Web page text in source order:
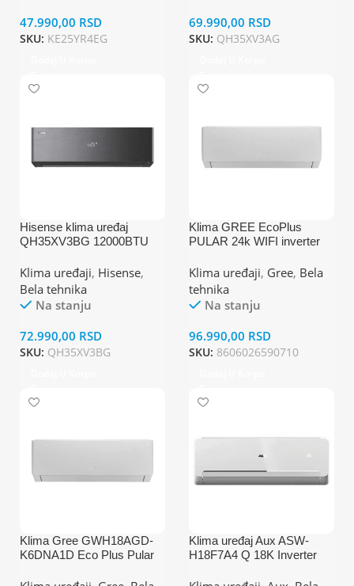
47.990,00 RSD
SKU: KE25YR4EG
69.990,00 RSD
SKU: QH35XV3AG
Hisense klima uređaj
QH35XV3BG 12000BTU
Klima uređaji, Hisense,
Bela tehnika
Na stanju
72.990,00 RSD
SKU: QH35XV3BG
Klima GREE EcoPlus
PULAR 24k WIFI inverter
Klima uređaji, Gree, Bela
tehnika
Na stanju
96.990,00 RSD
SKU: 8606026590710
Klima Gree GWH18AGD-
K6DNA1D Eco Plus Pular
Klima uređaj Aux ASW-
H18F7A4 Q 18K Inverter